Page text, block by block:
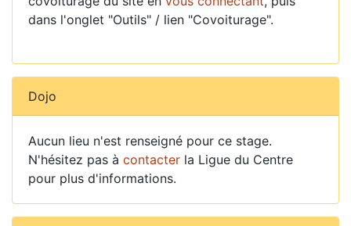
dans l'onglet "Outils" / lien "Covoiturage".
Dojo
Aucun lieu n'est renseigné pour ce stage.
N'hésitez pas à contacter la Ligue du Centre
pour plus d'informations.